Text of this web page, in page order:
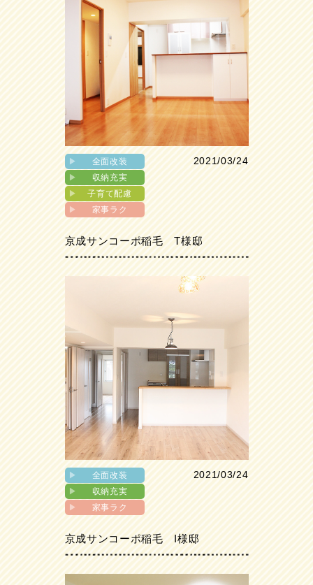
▶︎
全面改装
▶︎
収納充実
▶︎
子育て配慮
▶︎
家事ラク
2021/03/24
京成サンコーポ稲毛 T様邸
▶︎
全面改装
▶︎
収納充実
▶︎
家事ラク
2021/03/24
京成サンコーポ稲毛 I様邸